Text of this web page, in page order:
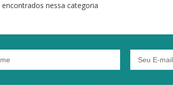
nessa categoria